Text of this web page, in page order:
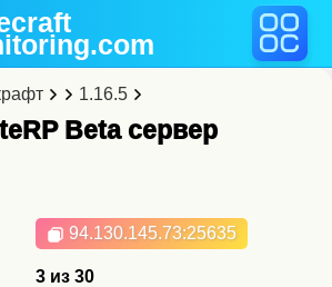
.com
1.16.5
Beta cервер
94.130.145.73:25635
3 из 30